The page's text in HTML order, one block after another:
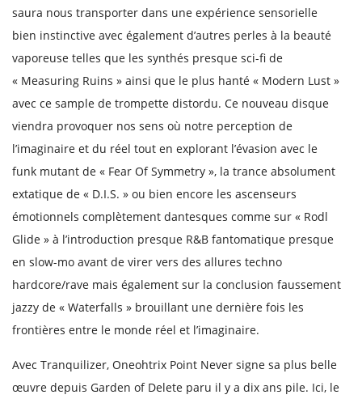
saura nous transporter dans une expérience sensorielle
bien instinctive avec également d’autres perles à la beauté
vaporeuse telles que les synthés presque sci-fi de
« Measuring Ruins » ainsi que le plus hanté « Modern Lust »
avec ce sample de trompette distordu. Ce nouveau disque
viendra provoquer nos sens où notre perception de
l’imaginaire et du réel tout en explorant l’évasion avec le
funk mutant de « Fear Of Symmetry », la trance absolument
extatique de « D.I.S. » ou bien encore les ascenseurs
émotionnels complètement dantesques comme sur « Rodl
Glide » à l’introduction presque R&B fantomatique presque
en slow-mo avant de virer vers des allures techno
hardcore/rave mais également sur la conclusion faussement
jazzy de « Waterfalls » brouillant une dernière fois les
frontières entre le monde réel et l’imaginaire.
Avec Tranquilizer, Oneohtrix Point Never signe sa plus belle
œuvre depuis Garden of Delete paru il y a dix ans pile. Ici, le